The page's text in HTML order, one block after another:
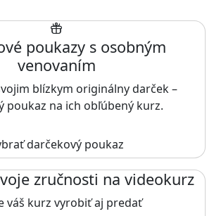
poukazy s osobným
venovaním
blízkym originálny darček –
poukaz na ich obľúbený kurz.
darčekový poukaz
zručnosti na videokurz
váš kurz vyrobiť aj predať